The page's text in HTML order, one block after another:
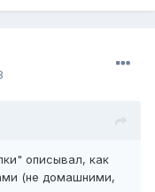
описывал, как
(не домашними,